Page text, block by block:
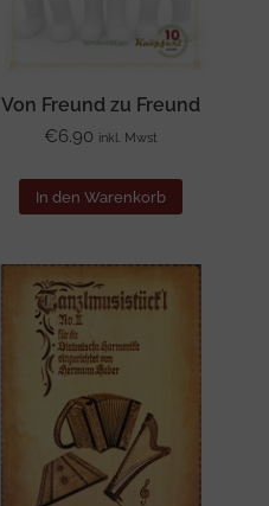
Von Freund zu Freund
€6.90 inkl. Mwst
In den Warenkorb